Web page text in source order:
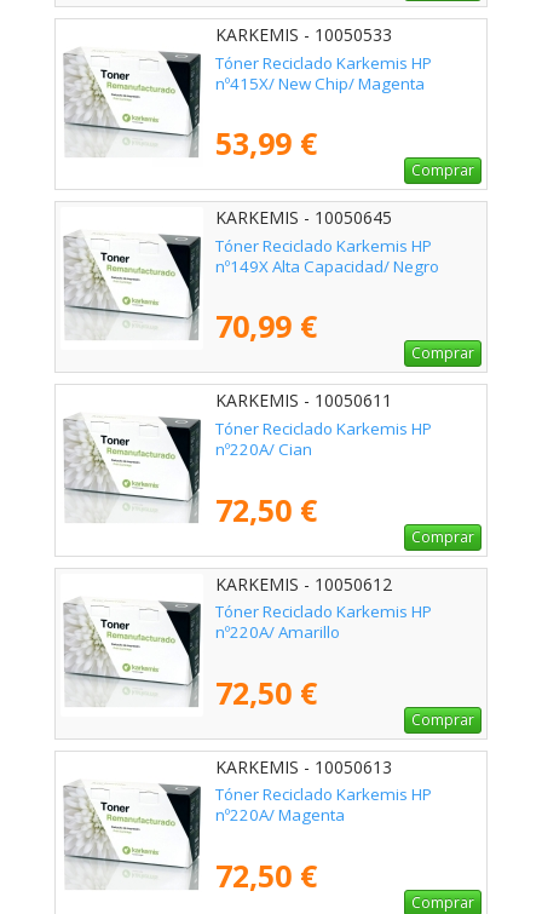
KARKEMIS - 10050533
Tóner Reciclado Karkemis HP
nº415X/ New Chip/ Magenta
53,99 €
Comprar
KARKEMIS - 10050645
Tóner Reciclado Karkemis HP
nº149X Alta Capacidad/ Negro
70,99 €
Comprar
KARKEMIS - 10050611
Tóner Reciclado Karkemis HP
nº220A/ Cian
72,50 €
Comprar
KARKEMIS - 10050612
Tóner Reciclado Karkemis HP
nº220A/ Amarillo
72,50 €
Comprar
KARKEMIS - 10050613
Tóner Reciclado Karkemis HP
nº220A/ Magenta
72,50 €
Comprar